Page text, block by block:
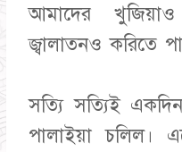
আমাদের
জ্বালাতনও করিতে
সত্যি সত্যিই
পালাইয়া চলিল।